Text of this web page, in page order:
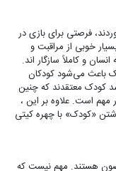
فرصتی برای بازی در
خوبی از مراقبت و
و کاملاً سازگار اند.
باعث می‌شود کودکان
کودک معتقدند که چنین
مهم است. علاوه بر این ،
«کودک» با چهره کیتی
هستند. مهم نیست که